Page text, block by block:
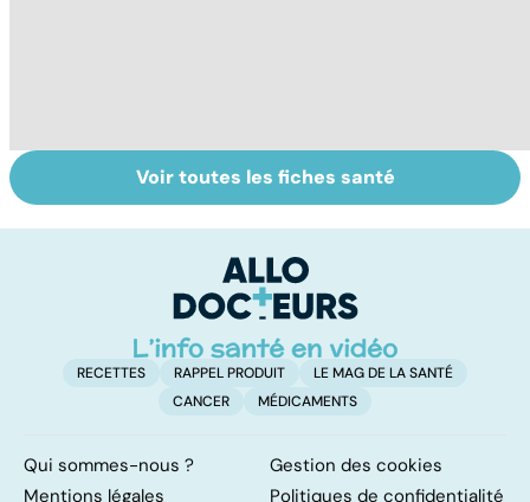
Tout savoir sur
les infections
Covid-19 : tout
savoir sur la
Voir toutes les fiches santé
RECETTES RAPPEL PRODUIT
LE MAG DE LA SANTÉ
CANCER
MÉDICAMENTS
Qui sommes-nous ?
Gestion des cookies
Mentions légales
Politiques de confidentialité